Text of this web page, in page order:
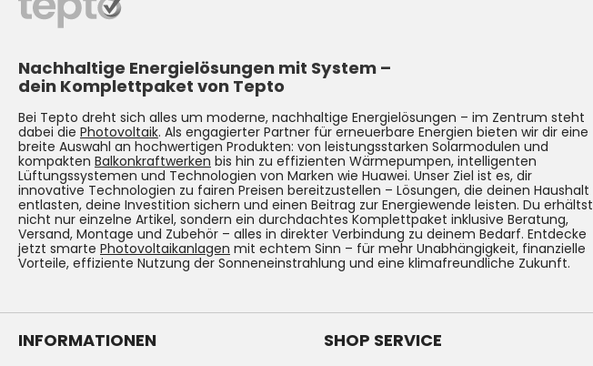
Nachhaltige Energielösungen mit System –
dein Komplettpaket von Tepto
Bei Tepto dreht sich alles um moderne, nachhaltige Energielösungen – im Zentrum steht
dabei die Photovoltaik. Als engagierter Partner für erneuerbare Energien bieten wir dir eine
breite Auswahl an hochwertigen Produkten: von leistungsstarken Solarmodulen und
kompakten Balkonkraftwerken bis hin zu effizienten Wärmepumpen, intelligenten
Lüftungssystemen und Technologien von Marken wie Huawei. Unser Ziel ist es, dir
innovative Technologien zu fairen Preisen bereitzustellen – Lösungen, die deinen Haushalt
entlasten, deine Investition sichern und einen Beitrag zur Energiewende leisten. Du erhältst
nicht nur einzelne Artikel, sondern ein durchdachtes Komplettpaket inklusive Beratung,
Versand, Montage und Zubehör – alles in direkter Verbindung zu deinem Bedarf. Entdecke
jetzt smarte Photovoltaikanlagen mit echtem Sinn – für mehr Unabhängigkeit, finanzielle
Vorteile, effiziente Nutzung der Sonneneinstrahlung und eine klimafreundliche Zukunft.
INFORMATIONEN SHOP SERVICE